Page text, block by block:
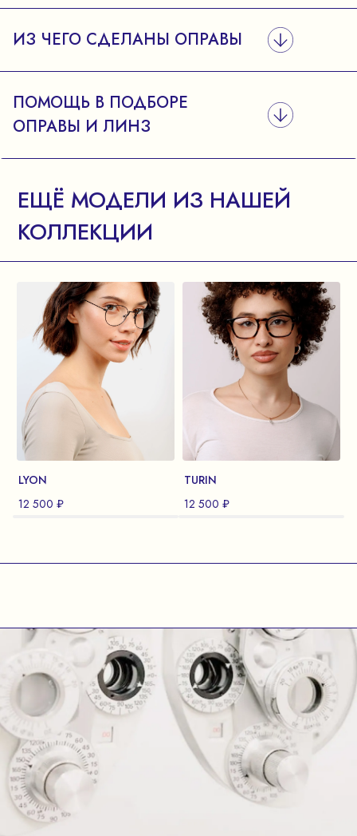
ИЗ ЧЕГО СДЕЛАНЫ ОПРАВЫ
ПОМОЩЬ В ПОДБОРЕ
ОПРАВЫ И ЛИНЗ
ЕЩЁ МОДЕЛИ ИЗ НАШЕЙ
КОЛЛЕКЦИИ
LYON
12 500 ₽
TURIN
12 500 ₽